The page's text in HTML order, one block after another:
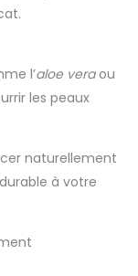
l’aloe veraou
les peaux
naturellement
à votre